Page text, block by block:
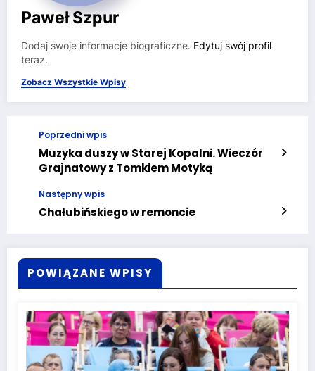
Paweł Szpur
Dodaj swoje informacje biograficzne. Edytuj swój profil
teraz.
Zobacz Wszystkie Wpisy
Poprzedni wpis
Muzyka duszy w Starej Kopalni. Wieczór
Grajnatowy z Tomkiem Motyką
Następny wpis
Chałubińskiego w remoncie
POWIĄZANE WPISY